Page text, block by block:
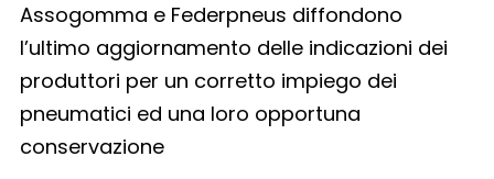
Assogomma e Federpneus diffondono
l’ultimo aggiornamento delle indicazioni dei
produttori per un corretto impiego dei
pneumatici ed una loro opportuna
conservazione